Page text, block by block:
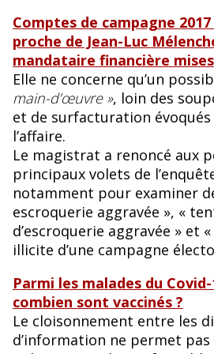
Comptes de campagne
proche de Jean-Luc
mandataire financière
Elle ne concerne qu’un
main-d’œuvre », loin des
et de surfacturation
l’affaire.
Le magistrat a renoncé aux
principaux volets de
notamment pour examiner
escroquerie aggravée », «
d’escroquerie aggravée » et
illicite d’une campagne
Parmi les malades du
combien sont vaccinés ?
Le cloisonnement entre les
d’information ne permet pas